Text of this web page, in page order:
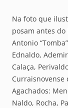
Na foto que
posam antes
Antonio
Ednaldo,
Calaça,
Curraisnovense
Agachados:
Naldo, Rocha,